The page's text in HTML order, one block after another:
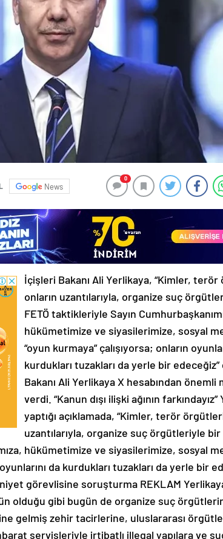
News
0
İçişleri Bakanı Ali Yerlikaya, “Kimler,
onların uzantılarıyla, organize suç
FETÖ taktikleriyle Sayın
hükümetimize ve siyasilerimize, sosyal
“oyun kurmaya” çalışıyorsa; onların
kurdukları tuzakları da yerle bir
Bakanı Ali Yerlikaya X hesabından önemli
verdi. “Kanun dışı ilişki ağının
yaptığı açıklamada, “Kimler, terör
uzantılarıyla, organize suç örgütleriyle bir
hükümetimize ve siyasilerimize, sosyal
da kurdukları tuzakları da yerle bir
görevlisine soruşturma REKLAM
olduğu gibi bugün de organize suç
gelmiş zehir tacirlerine, uluslararası
servisleriyle irtibatlı illegal yapılara ve